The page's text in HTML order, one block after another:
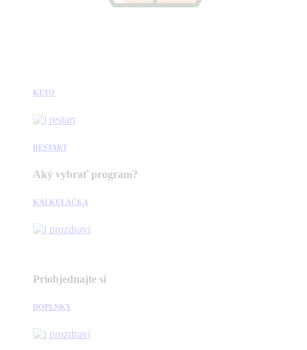
KETO
RESTART
Aký vybrať program?
KALKULAČKA
Priobjednajte si
DOPLNKY